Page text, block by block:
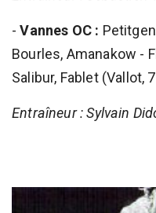
-Vannes OC :
Bourles, Amanakow -
Salibur, Fablet (Vallot,
Entraîneur : Sylvain